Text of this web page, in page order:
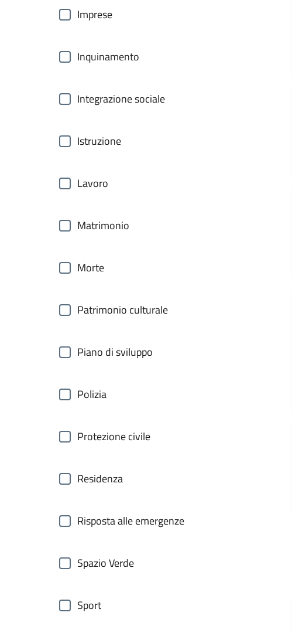
Imprese
Inquinamento
Integrazione sociale
Istruzione
Lavoro
Matrimonio
Morte
Patrimonio culturale
Piano di sviluppo
Polizia
Protezione civile
Residenza
Risposta alle emergenze
Spazio Verde
Sport